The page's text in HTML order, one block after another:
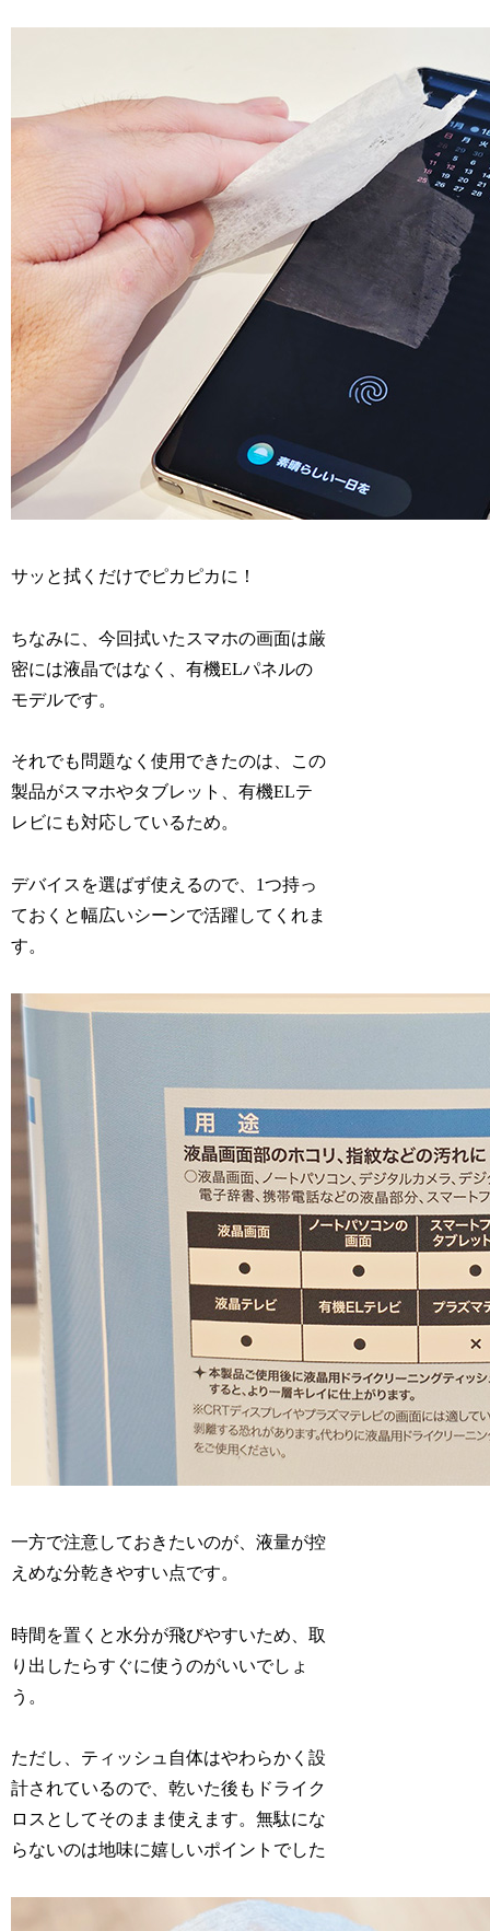
サッと拭くだけでピカピカに！
ちなみに、今回拭いたスマホの画面は厳
密には液晶ではなく、有機ELパネルの
モデルです。
それでも問題なく使用できたのは、この
製品がスマホやタブレット、有機ELテ
レビにも対応しているため。
デバイスを選ばず使えるので、1つ持っ
ておくと幅広いシーンで活躍してくれま
す。
一方で注意しておきたいのが、液量が控
えめな分乾きやすい点です。
時間を置くと水分が飛びやすいため、取
り出したらすぐに使うのがいいでしょ
う。
ただし、ティッシュ自体はやわらかく設
計されているので、乾いた後もドライク
ロスとしてそのまま使えます。無駄にな
らないのは地味に嬉しいポイントでした